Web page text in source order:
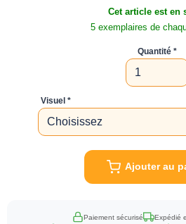
Cet article est en
5 exemplaires de
Quantité
Visuel
Ajouter au
Paiement sécurisé
Expédié